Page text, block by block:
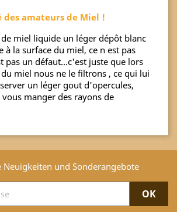
des amateurs de Miel !
miel liquide un léger dépôt blanc
à la surface du miel, ce n est pas
pas un défaut...c'est juste que lors
miel nous ne le filtrons , ce qui lui
un léger gout d'opercules,
manger des rayons de
Neuigkeiten und Sonderangebote